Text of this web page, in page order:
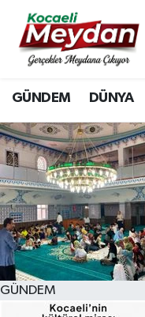
GÜNDEM DÜNYA
GÜNDEM
Nöbetçi
Hava Durumu
Trafik Durumu
Süper Lig Puan
Tüm Manşetler
Son Dakika
Haber Arşivi